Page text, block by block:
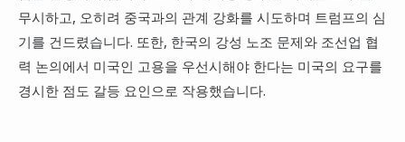
무시하고, 오히려 중국과의 관계 강화를 시도하며 트럼프의 심
기를 건드렸습니다. 또한, 한국의 강성 노조 문제와 조선업 협
력 논의에서 미국인 고용을 우선시해야 한다는 미국의 요구를
경시한 점도 갈등 요인으로 작용했습니다.